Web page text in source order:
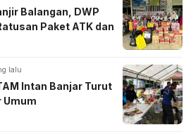
Balangan, DWP
Paket ATK dan
lalu
Intan Banjar Turut
Umum